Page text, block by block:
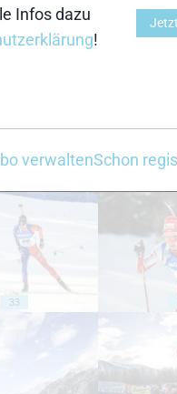
23
28
33
Infos dazu
!
verwaltenSchon